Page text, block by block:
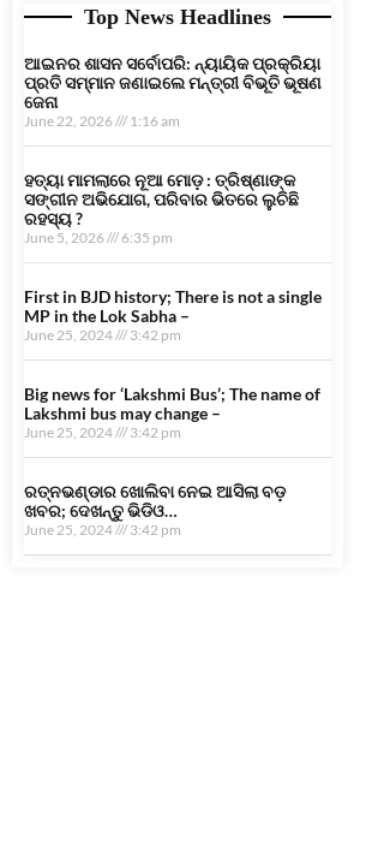
Top News Headlines
ଆଇନର ଶାସନ ସର୍ବୋପରି: ନ୍ୟାୟିକ ପ୍ରକ୍ରିୟା
ପ୍ରତି ସମ୍ମାନ ଜଣାଇଲେ ମନ୍ତ୍ରୀ ବିଭୂତି ଭୂଷଣ
ଜେନା
June 22, 2026 1:16 am
ହତ୍ୟା ମାମଲାରେ ନୂଆ ମୋଡ଼ : ତ୍ରିଷ୍ଣାଙ୍କ
ସଙ୍ଗୀନ ଅଭିଯୋଗ, ପରିବାର ଭିତରେ ଲୁଚିଛି
ରହସ୍ୟ ?
June 5, 2026 6:35 pm
First in BJD history; There is not a single
MP in the Lok Sabha –
June 25, 2024 3:42 pm
Big news for ‘Lakshmi Bus’; The name of
Lakshmi bus may change –
June 25, 2024 3:42 pm
ରତ୍ନଭଣ୍ଡାର ଖୋଲିବା ନେଇ ଆସିଲା ବଡ଼
ଖବର; ଦେଖନ୍ତୁ ଭିଡିଓ…
June 25, 2024 3:42 pm